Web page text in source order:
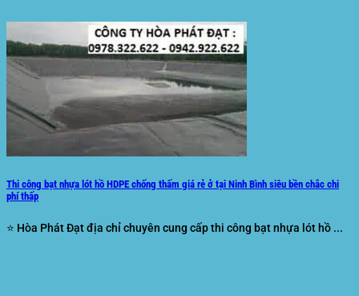
Thi công bạt nhựa lót hồ HDPE chống thấm giá rẻ ở tại Ninh Bình siêu bền chắc chi
phí thấp
⭐ Hòa Phát Đạt địa chỉ chuyên cung cấp thi công bạt nhựa lót hồ ...